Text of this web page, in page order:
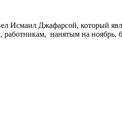
Исмаил Джафарсой, который
нанятым на ноябрь,